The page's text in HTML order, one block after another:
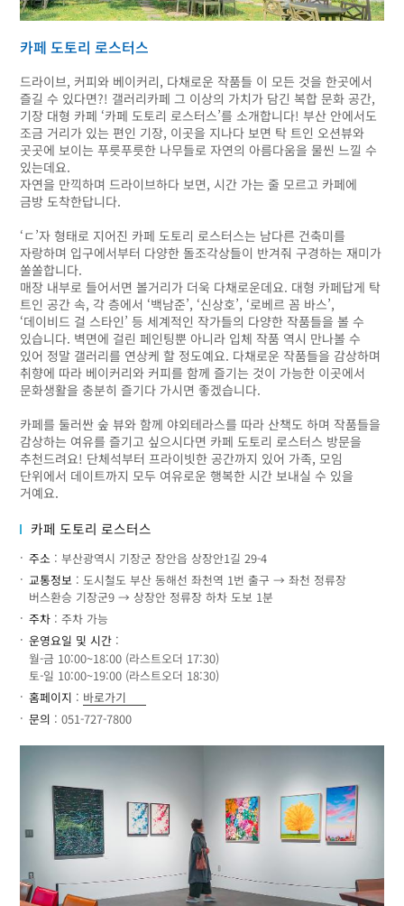
카페 도토리 로스터스
드라이브, 커피와 베이커리, 다채로운 작품들 이 모든 것을 한곳에서
즐길 수 있다면?! 갤러리카페 그 이상의 가치가 담긴 복합 문화 공간,
기장 대형 카페 ‘카페 도토리 로스터스’를 소개합니다! 부산 안에서도
조금 거리가 있는 편인 기장, 이곳을 지나다 보면 탁 트인 오션뷰와
곳곳에 보이는 푸릇푸릇한 나무들로 자연의 아름다움을 물씬 느낄 수
있는데요.
자연을 만끽하며 드라이브하다 보면, 시간 가는 줄 모르고 카페에
금방 도착한답니다.
‘ㄷ’자 형태로 지어진 카페 도토리 로스터스는 남다른 건축미를
자랑하며 입구에서부터 다양한 돌조각상들이 반겨줘 구경하는 재미가
쏠쏠합니다.
매장 내부로 들어서면 볼거리가 더욱 다채로운데요. 대형 카페답게 탁
트인 공간 속, 각 층에서 ‘백남준’, ‘신상호’, ‘로베르 꼼 바스’,
‘데이비드 걸 스타인’ 등 세계적인 작가들의 다양한 작품들을 볼 수
있습니다. 벽면에 걸린 페인팅뿐 아니라 입체 작품 역시 만나볼 수
있어 정말 갤러리를 연상케 할 정도예요. 다채로운 작품들을 감상하며
취향에 따라 베이커리와 커피를 함께 즐기는 것이 가능한 이곳에서
문화생활을 충분히 즐기다 가시면 좋겠습니다.
카페를 둘러싼 숲 뷰와 함께 야외테라스를 따라 산책도 하며 작품들을
감상하는 여유를 즐기고 싶으시다면 카페 도토리 로스터스 방문을
추천드려요! 단체석부터 프라이빗한 공간까지 있어 가족, 모임
단위에서 데이트까지 모두 여유로운 행복한 시간 보내실 수 있을
거예요.
카페 도토리 로스터스
주소 : 부산광역시 기장군 장안읍 상장안1길 29-4
교통정보 : 도시철도 부산 동해선 좌천역 1번 출구 → 좌천 정류장
버스환승 기장군9 → 상장안 정류장 하차 도보 1분
주차 : 주차 가능
운영요일 및 시간 :
월-금 10:00~18:00 (라스트오더 17:30)
토-일 10:00~19:00 (라스트오더 18:30)
홈페이지 : 바로가기
문의 : 051-727-7800